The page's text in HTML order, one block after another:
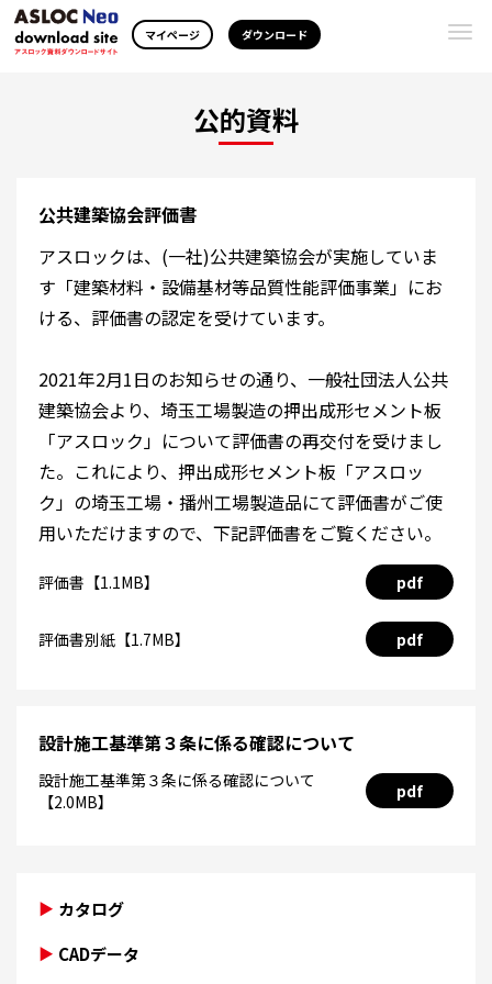
マイページ ダウンロード
公的資料
公共建築協会評価書
アスロックは、(一社)公共建築協会が実施していま
す「建築材料・設備基材等品質性能評価事業」にお
ける、評価書の認定を受けています。
2021年2月1日のお知らせの通り、一般社団法人公共
建築協会より、埼玉工場製造の押出成形セメント板
「アスロック」について評価書の再交付を受けまし
た。これにより、押出成形セメント板「アスロッ
ク」の埼玉工場・播州工場製造品にて評価書がご使
用いただけますので、下記評価書をご覧ください。
評価書【1.1MB】 pdf
評価書別紙【1.7MB】 pdf
設計施工基準第３条に係る確認について
設計施工基準第３条に係る確認について
【2.0MB】
pdf
カタログ
CADデータ